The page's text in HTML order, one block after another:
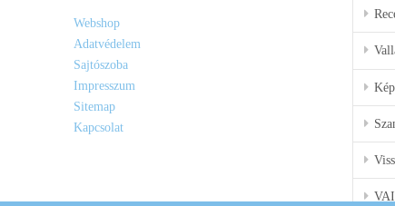
Webshop
Adatvédelem
Sajtószoba
Impresszum
Sitemap
Kapcsolat